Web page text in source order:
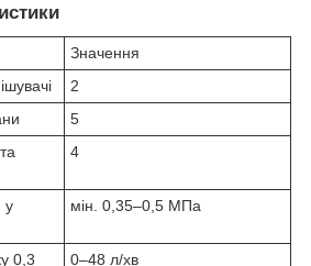
Значення
2
5
4
у
мін. 0,35–0,5 МПа
0,3
0–48 л/хв